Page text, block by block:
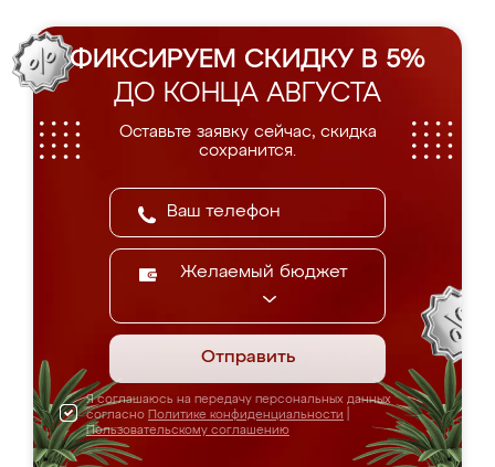
ФИКСИРУЕМ СКИДКУ В 5%
ДО КОНЦА АВГУСТА
Оставьте заявку сейчас, скидка
сохранится.
Желаемый бюджет
Отправить
Я соглашаюсь на передачу персональных данных
согласно Политике конфиденциальности
Пользовательскому соглашению